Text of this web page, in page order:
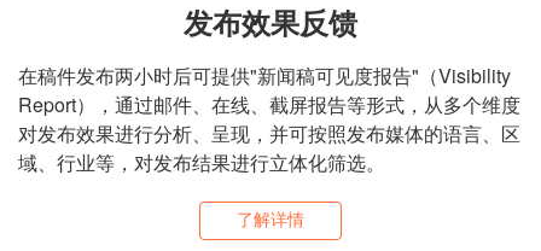
发布效果反馈
在稿件发布两小时后可提供"新闻稿可见度报告"（Visibility
Report），通过邮件、在线、截屏报告等形式，从多个维度
对发布效果进行分析、呈现，并可按照发布媒体的语言、区
域、行业等，对发布结果进行立体化筛选。
了解详情